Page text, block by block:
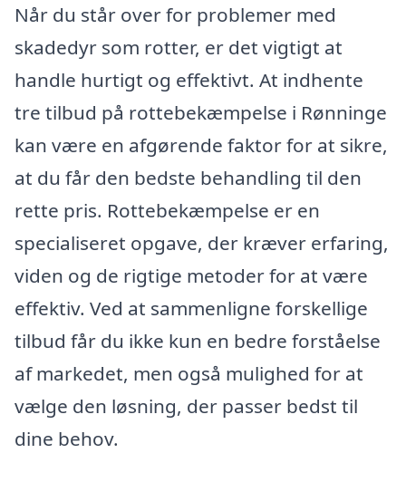
Når du står over for problemer med
skadedyr som rotter, er det vigtigt at
handle hurtigt og effektivt. At indhente
tre tilbud på rottebekæmpelse i Rønninge
kan være en afgørende faktor for at sikre,
at du får den bedste behandling til den
rette pris. Rottebekæmpelse er en
specialiseret opgave, der kræver erfaring,
viden og de rigtige metoder for at være
effektiv. Ved at sammenligne forskellige
tilbud får du ikke kun en bedre forståelse
af markedet, men også mulighed for at
vælge den løsning, der passer bedst til
dine behov.